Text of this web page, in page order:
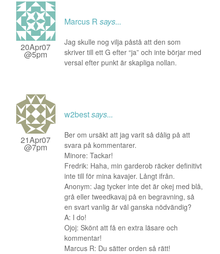
20Apr07
@5pm
Marcus R says...
Jag skulle nog vilja påstå att den som
skriver till ett G efter “ja” och inte börjar med
versal efter punkt är skapliga nollan.
21Apr07
@7pm
w2bestsays...
Ber om ursäkt att jag varit så dålig på att
svara på kommentarer.
Minore: Tackar!
Fredrik: Haha, min garderob räcker definitivt
inte till för mina kavajer. Långt ifrån.
Anonym: Jag tycker inte det är okej med blå,
grå eller tweedkavaj på en begravning, så
en svart vanlig är väl ganska nödvändig?
A: I do!
Ojoj: Skönt att få en extra läsare och
kommentar!
Marcus R: Du sätter orden så rätt!